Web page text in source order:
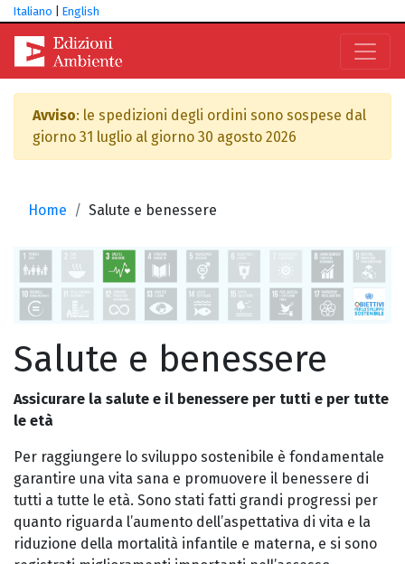
Italiano English
Avviso: le spedizioni degli ordini sono sospese dal
giorno 31 luglio al giorno 30 agosto 2026
Home Salute e benessere
Salute e benessere
Assicurare la salute e il benessere per tutti e per tutte
le età
Per raggiungere lo sviluppo sostenibile è fondamentale
garantire una vita sana e promuovere il benessere di
tutti a tutte le età. Sono stati fatti grandi progressi per
quanto riguarda l’aumento dell’aspettativa di vita e la
riduzione della mortalità infantile e materna, e si sono